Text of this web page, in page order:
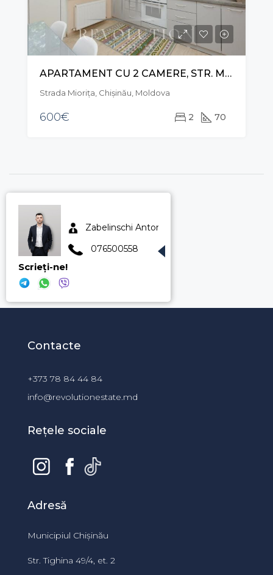
APARTAMENT CU 2 CAMERE, STR. MIORIȚA, TELECENTRU
Strada Mioriţa, Chișinău, Moldova
600€ 2 70
Zabelinschi Anton
076500558
Scrieți-ne!
Contacte
+373 78 84 44 84
info@revolutionestate.md
Rețele sociale
Adresă
Municipiul Chișinău
Str. Tighina 49/4, et. 2